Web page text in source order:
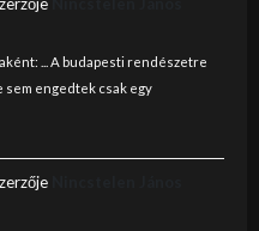
... A budapesti rendészetre
sem engedtek csak egy